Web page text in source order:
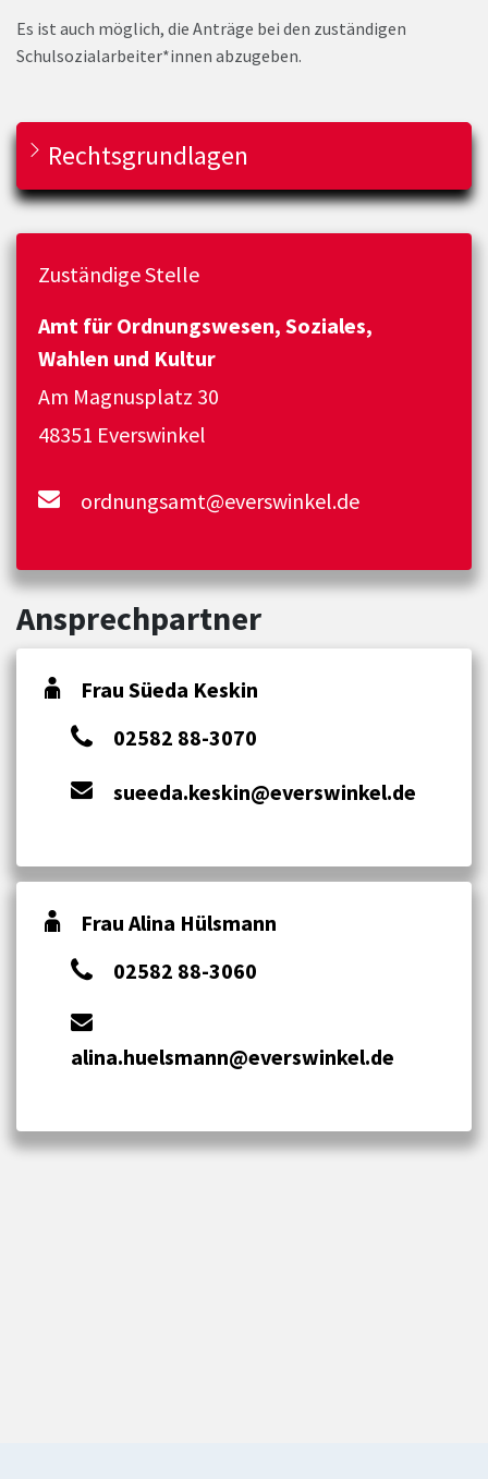
Es ist auch möglich, die Anträge bei den zuständigen
Schulsozialarbeiter*innen abzugeben.
Rechtsgrundlagen
Zuständige Stelle
Amt für Ordnungswesen, Soziales,
Wahlen und Kultur
Am Magnusplatz 30
48351 Everswinkel
ordnungsamt@everswinkel.de
Ansprechpartner
Frau Süeda Keskin
02582 88-3070
sueeda.keskin@everswinkel.de
Frau Alina Hülsmann
02582 88-3060
alina.huelsmann@everswinkel.de